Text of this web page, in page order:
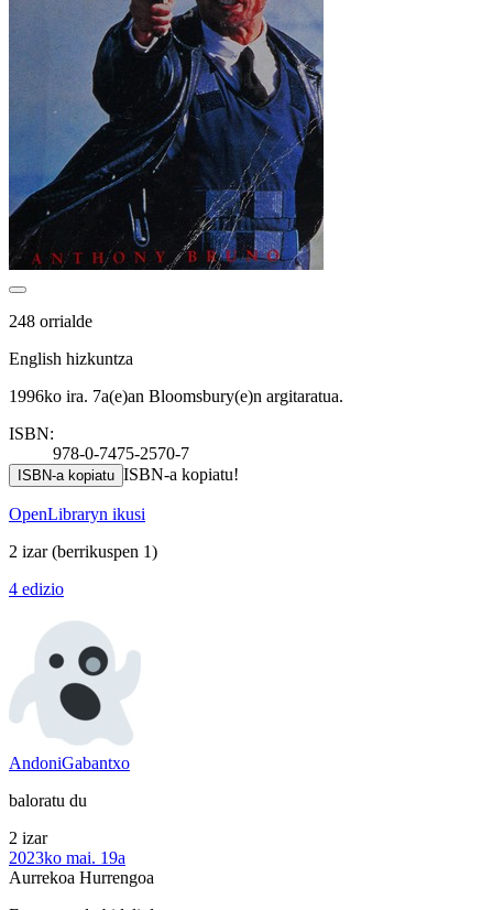
248 orrialde
English hizkuntza
1996ko ira. 7a(e)an Bloomsbury(e)n argitaratua.
ISBN:
978-0-7475-2570-7
ISBN-a kopiatu ISBN-a kopiatu!
OpenLibraryn ikusi
2 izar(berrikuspen 1)
4 edizio
AndoniGabantxo
baloratu du
2 izar
2023ko mai. 19a
Aurrekoa Hurrengoa